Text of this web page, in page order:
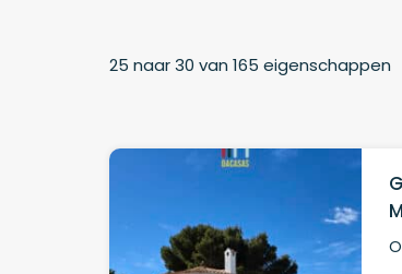
25 naar30 van 165 eigenschappen